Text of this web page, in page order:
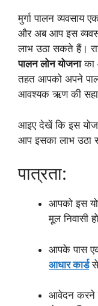
मुर्गा पालन व्यवसाय
और अब आप इस
लाभ उठा सकते हैं।
पालन लोन योजनाका
तहत आपको अपने
आवश्यक ऋण की
आइए देखें कि इस
आप इसका लाभ उठा
पात्रता:
आपको इस
मूल निवासी
आपके पास
आधार कार्डसे
आवेदन करने